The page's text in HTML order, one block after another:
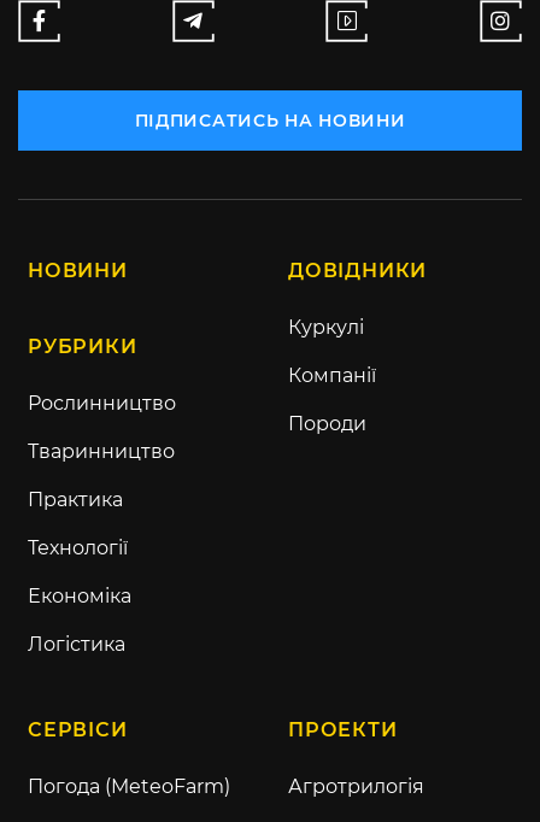
ПІДПИСАТИСЬ НА НОВИНИ
НОВИНИ
РУБРИКИ
Рослинництво
Тваринництво
Практика
Технології
Економіка
Логістика
ДОВІДНИКИ
Куркулі
Компанії
Породи
СЕРВІСИ
Погода (MeteoFarm)
ПРОЕКТИ
Агротрилогія